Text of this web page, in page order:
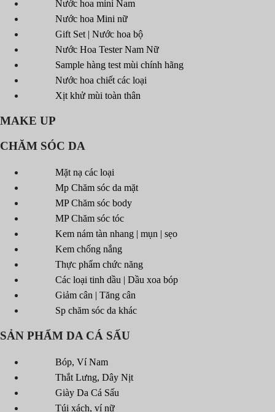
Nước hoa mini Nam
Nước hoa Mini nữ
Gift Set | Nước hoa bộ
Nước Hoa Tester Nam Nữ
Sample hàng test mùi chính hãng
Nước hoa chiết các loại
Xịt khử mùi toàn thân
MAKE UP
CHĂM SÓC DA
Mặt nạ các loại
Mp Chăm sóc da mặt
MP Chăm sóc body
MP Chăm sóc tóc
Kem nám tàn nhang | mụn | sẹo
Kem chống nắng
Thực phẩm chức năng
Các loại tinh dầu | Dầu xoa bóp
Giảm cân | Tăng cân
Sp chăm sóc da khác
SẢN PHẨM DA CÁ SẤU
Bóp, Ví Nam
Thắt Lưng, Dây Nịt
Giày Da Cá Sấu
Túi xách, ví nữ